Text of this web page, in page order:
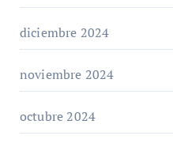
diciembre 2024
noviembre 2024
octubre 2024